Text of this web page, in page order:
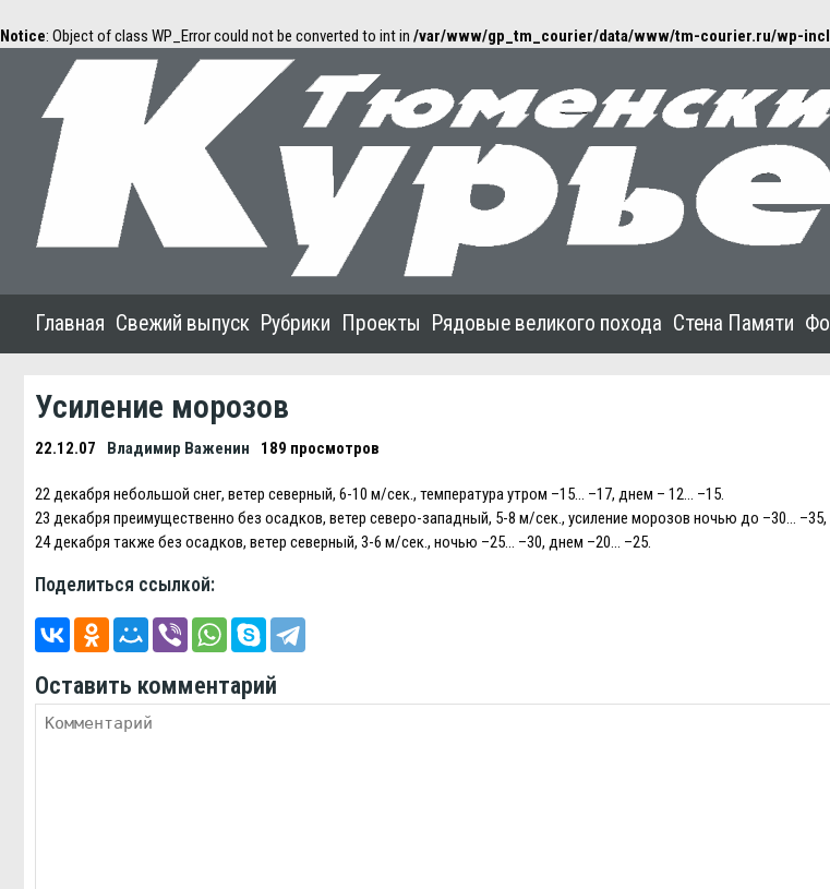
Notice: Object of class WP_Error could not be converted to int in /var/www/gp_tm_courier/data/www/tm-courier.ru/wp-
Главная Свежий выпуск Рубрики Проекты Рядовые великого похода Стена Памяти
Усиление морозов
22.12.07 Владимир Важенин 189 просмотров
22 декабря небольшой снег, ветер северный, 6-10 м/сек., температура утром –15… –17, днем – 12… –15.
23 декабря преимущественно без осадков, ветер северо-западный, 5-8 м/сек., усиление морозов ночью до –30…
24 декабря также без осадков, ветер северный, 3-6 м/сек., ночью –25… –30, днем –20… –25.
Поделиться ссылкой:
Оставить комментарий